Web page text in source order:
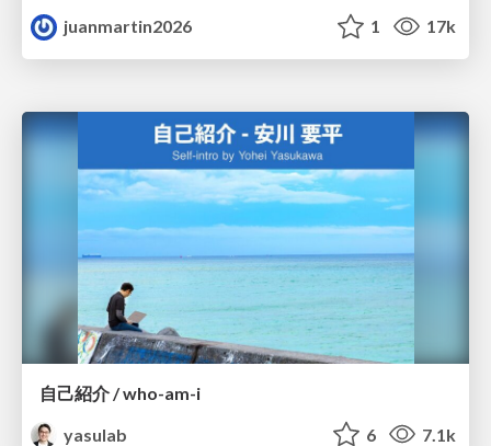
juanmartin2026
1 17k
自己紹介 / who-am-i
yasulab
6 7.1k